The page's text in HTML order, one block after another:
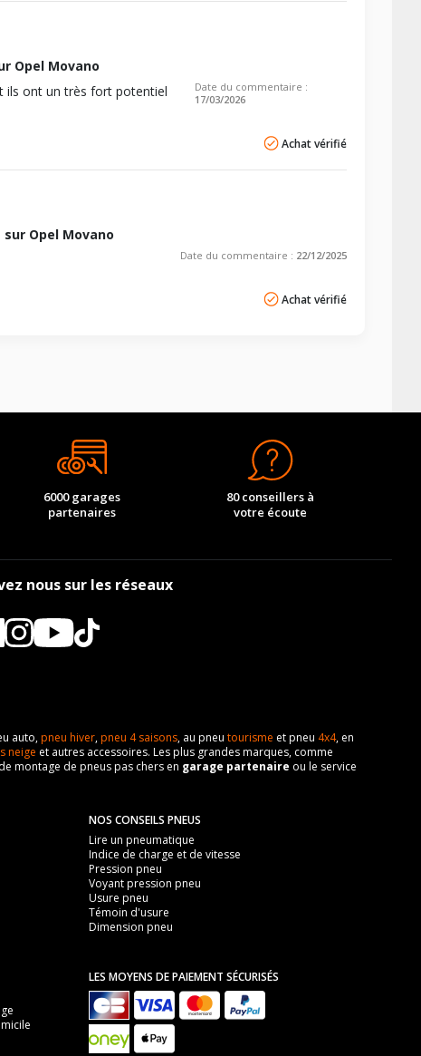
Opel Movano
ils ont un très fort potentiel
Date du commentaire :
17/03/2026
Achat vérifié
Opel Movano
Date du commentaire : 22/12/2025
Achat vérifié
6000 garages
partenaires
80 conseillers à
votre écoute
nous sur les réseaux
auto,pneu hiver,pneu 4 saisons, au pneu tourisme et pneu 4x4, en
neige et autres accessoires. Les plus grandes marques, comme
montage de pneus pas chers en garage partenaire ou le service
NOS CONSEILS PNEUS
Lire un pneumatique
Indice de charge et de vitesse
Pression pneu
Voyant pression pneu
Usure pneu
Témoin d'usure
Dimension pneu
LES MOYENS DE PAIEMENT SÉCURISÉS